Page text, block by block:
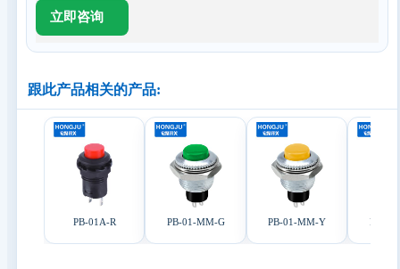
跟此产品相关的产品:
PB-01A-R PB-01-MM-G PB-01-MM-Y PB-